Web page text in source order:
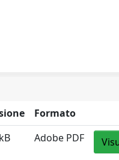
Formato
Adobe PDF